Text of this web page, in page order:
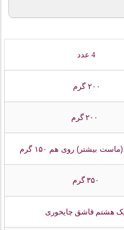
4 عدد
۲۰۰ گرم
بیشتر) روی هم ۱۵۰ گرم
۳۵۰ گرم
هشتم قاشق چایخوری